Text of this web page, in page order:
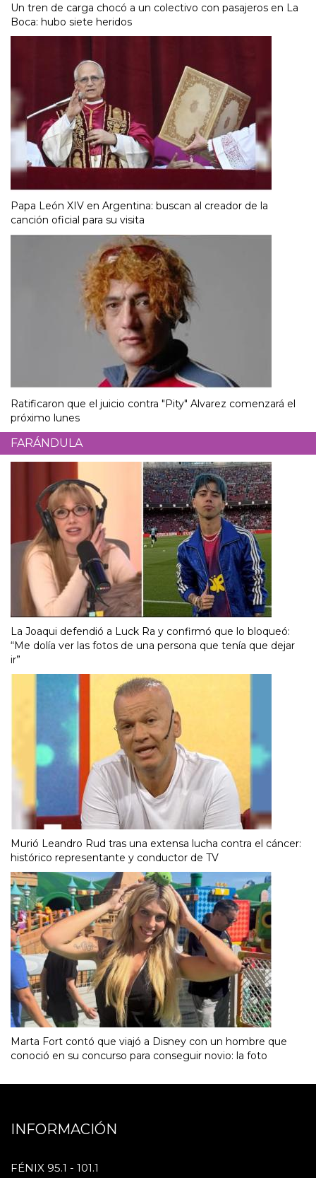
Un tren de carga chocó a un colectivo con pasajeros en La
Boca: hubo siete heridos
Papa León XIV en Argentina: buscan al creador de la
canción oficial para su visita
Ratificaron que el juicio contra "Pity" Alvarez comenzará el
próximo lunes
FARÁNDULA
La Joaqui defendió a Luck Ra y confirmó que lo bloqueó:
“Me dolía ver las fotos de una persona que tenía que dejar
ir”
Murió Leandro Rud tras una extensa lucha contra el cáncer:
histórico representante y conductor de TV
Marta Fort contó que viajó a Disney con un hombre que
conoció en su concurso para conseguir novio: la foto
INFORMACIÓN
FÉNIX 95.1 - 101.1